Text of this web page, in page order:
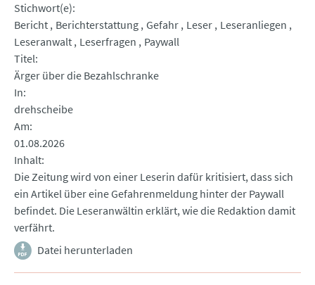
Stichwort(e)
Bericht Berichterstattung Gefahr Leser Leseranliegen
Leseranwalt Leserfragen
Paywall
Titel
Ärger über die Bezahlschranke
In
drehscheibe
Am
01.08.2026
Inhalt
Die Zeitung wird von einer Leserin dafür kritisiert, dass sich
ein Artikel über eine Gefahrenmeldung hinter der Paywall
befindet. Die Leseranwältin erklärt, wie die Redaktion damit
verfährt.
Datei herunterladen